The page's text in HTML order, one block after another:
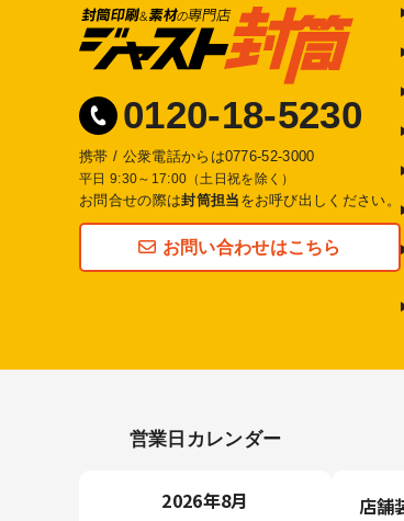
0120-18-5230
携帯 / 公衆電話からは0776-52-3000
平日 9:30～17:00（土日祝を除く）
お問合せの際は封筒担当 をお呼び出しください。
お問い合わせはこちら
営業日カレンダー
2026年8月 店舗